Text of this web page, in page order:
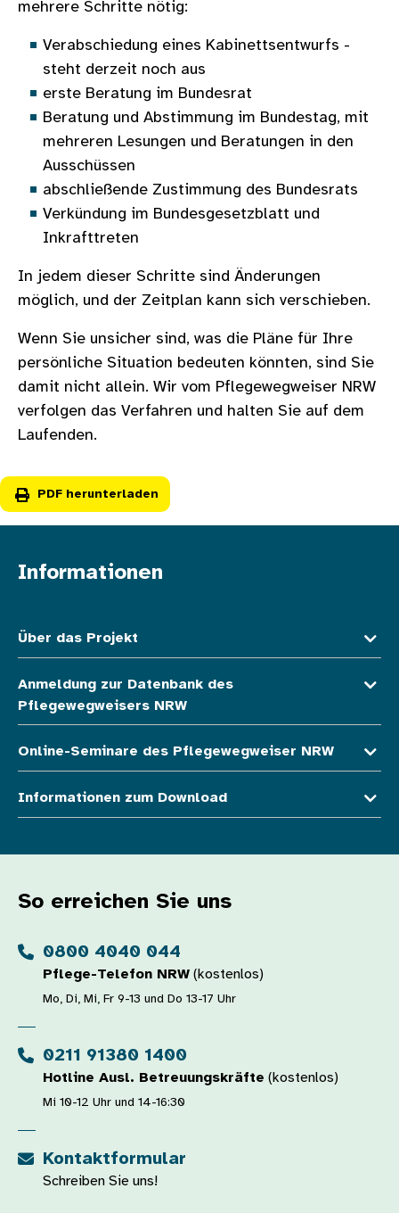
mehrere Schritte nötig:
Verabschiedung eines Kabinettsentwurfs -
steht derzeit noch aus
erste Beratung im Bundesrat
Beratung und Abstimmung im Bundestag, mit
mehreren Lesungen und Beratungen in den
Ausschüssen
abschließende Zustimmung des Bundesrats
Verkündung im Bundesgesetzblatt und
Inkrafttreten
In jedem dieser Schritte sind Änderungen
möglich, und der Zeitplan kann sich verschieben.
Wenn Sie unsicher sind, was die Pläne für Ihre
persönliche Situation bedeuten könnten, sind Sie
damit nicht allein. Wir vom Pflegewegweiser NRW
verfolgen das Verfahren und halten Sie auf dem
Laufenden.
PDF herunterladen
Informationen
Über das Projekt
Anmeldung zur Datenbank des
Pflegewegweisers NRW
Online-Seminare des Pflegewegweiser NRW
Informationen zum Download
So erreichen Sie uns
0800 4040 044
Pflege-Telefon NRW (kostenlos)
Mo, Di, Mi, Fr 9-13 und Do 13-17 Uhr
0211 91380 1400
Hotline Ausl. Betreuungskräfte (kostenlos)
Mi 10-12 Uhr und 14-16:30
Kontaktformular
Schreiben Sie uns!